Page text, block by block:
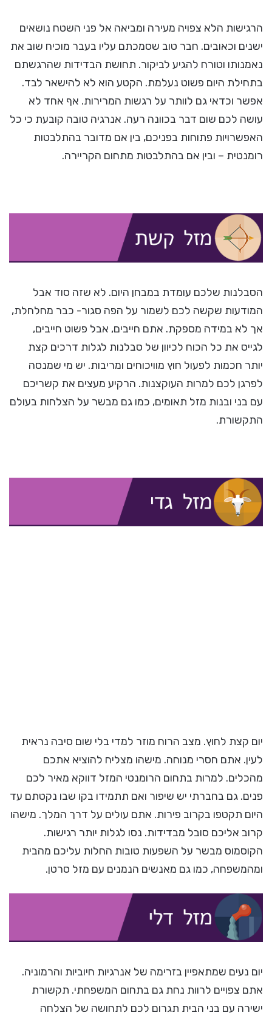
הרגישות הלא צפויה מעירה ומביאה אל פני השטח נושאים
ישנים וכאובים. חבר טוב שסמכתם עליו בעבר מוכיח שוב את
נאמנותו וטורח להגיע לביקור. תחושת הבדידות שהרגשתם
בתחילת היום פשוט נעלמת. הקטע הוא לא להישאר לבד.
אפשר וכדאי גם לוותר על רגשות המרירות. אף אחד לא
עושה לכם שום דבר בכוונה רעה. אנרגיה טובה קובעת כי כל
האפשרויות פתוחות בפניכם, בין אם מדובר בהתלבטות
רומנטית – ובין אם בהתלבטות מתחום הקריירה.
הסבלנות שלכם עומדת במבחן היום. לא שזה סוד אבל
המודעות שקשה לכם לשמור על הפה סגור- כבר מחלחלת,
אך לא במידה מספקת. אתם חייבים, אבל פשוט חייבים,
לגייס את כל הכוח לכיוון של סבלנות לגלות דרכים קצת
יותר חכמות לפעול חוץ מוויכוחים ומריבות. יש מי שמנסה
לפרגן לכם למרות העוקצנות. הרקיע מעצים את קשריכם
עם בני ובנות מזל תאומים, כמו גם מבשר על הצלחות בעולם
התקשורת.
יום קצת לחוץ. מצב הרוח מוזר למדי בלי שום סיבה נראית
לעין. אתם חסרי מנוחה. מישהו מצליח להוציא אתכם
מהכלים. למרות בתחום הרומנטי המזל דווקא מאיר לכם
פנים. גם בחברתי יש שיפור ואם תתמידו בקו שבו נקטתם עד
היום תקטפו בקרוב פירות. אתם עולים על דרך המלך. מישהו
קרוב אליכם סובל מבדידות. נסו לגלות יותר רגישות.
הקוסמוס מבשר על השפעות טובות החלות עליכם מהבית
ומהמשפחה, כמו גם מאנשים הנמנים עם מזל סרטן.
יום נעים שמתאפיין בזרימה של אנרגיות חיוביות והרמוניה.
אתם צפויים לרוות נחת גם בתחום המשפחתי. תקשורת
ישירה עם בני הבית תגרום לכם לתחושה של הצלחה